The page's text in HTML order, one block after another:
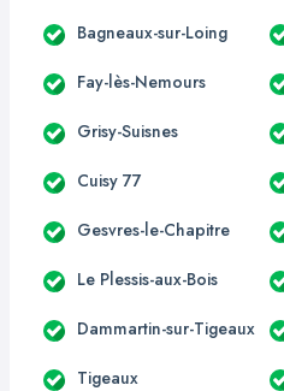
Bagneaux-sur-Loing
Fay-lès-Nemours
Grisy-Suisnes
Cuisy 77
Gesvres-le-Chapitre
Le Plessis-aux-Bois
Dammartin-sur-Tigeaux
Tigeaux